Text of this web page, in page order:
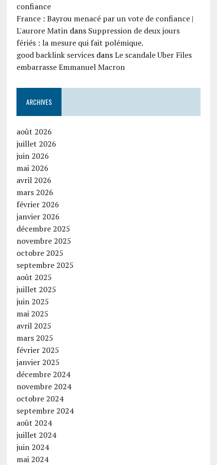
confiance
France : Bayrou menacé par un vote de confiance |
L'aurore Matindans Suppression de deux jours
fériés : la mesure qui fait polémique.
good backlink servicesdansLe scandale Uber Files
embarrasse Emmanuel Macron
ARCHIVES
août 2026
juillet 2026
juin 2026
mai 2026
avril 2026
mars 2026
février 2026
janvier 2026
décembre 2025
novembre 2025
octobre 2025
septembre 2025
août 2025
juillet 2025
juin 2025
mai 2025
avril 2025
mars 2025
février 2025
janvier 2025
décembre 2024
novembre 2024
octobre 2024
septembre 2024
août 2024
juillet 2024
juin 2024
mai 2024